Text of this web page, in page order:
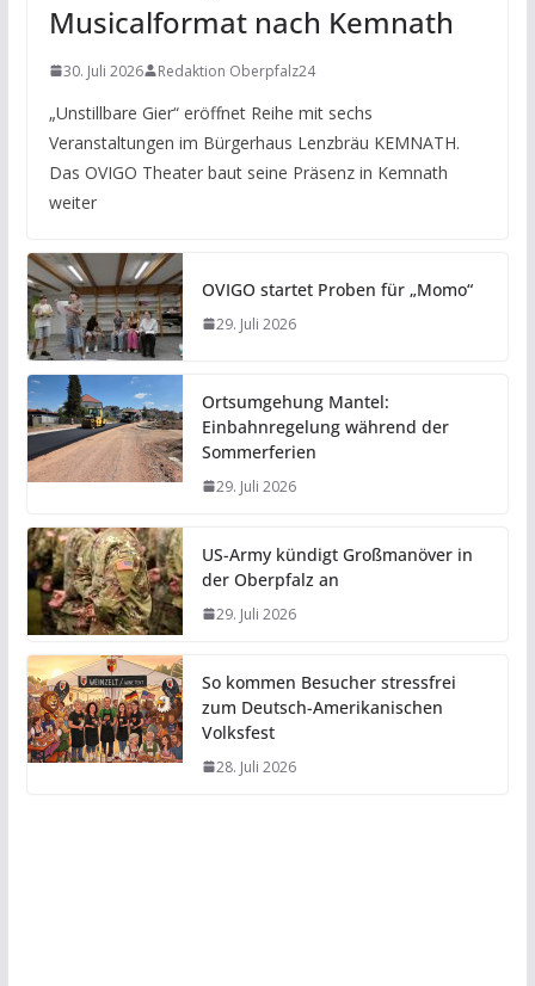
Musicalformat nach Kemnath
30. Juli 2026 Redaktion Oberpfalz24
„Unstillbare Gier“ eröffnet Reihe mit sechs
Veranstaltungen im Bürgerhaus Lenzbräu KEMNATH.
Das OVIGO Theater baut seine Präsenz in Kemnath
weiter
OVIGO startet Proben für „Momo“
29. Juli 2026
Ortsumgehung Mantel:
Einbahnregelung während der
Sommerferien
29. Juli 2026
US-Army kündigt Großmanöver in
der Oberpfalz an
29. Juli 2026
So kommen Besucher stressfrei
zum Deutsch-Amerikanischen
Volksfest
28. Juli 2026